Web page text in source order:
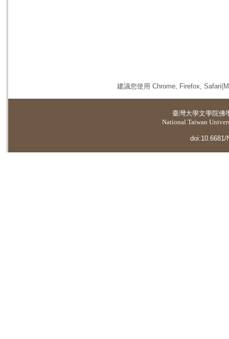
建議您使用 Chrome, Firefox,
臺灣大學文學院佛
National Taiwan
doi:10.6681/